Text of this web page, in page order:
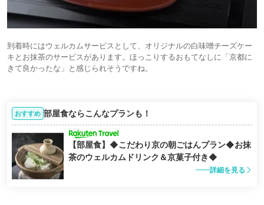
到着時にはウェルカムサービスとして、オリジナルの白味噌チーズケー
キとお抹茶のサービスがあります。ほっこりするおもてなしに「京都に
きて良かったな」と感じられそうですね。
おすすめ 部屋食ならこんなプランも！
【部屋食】◆こだわり京の朝ごはんプラン◆お抹
茶のウェルカムドリンク＆京菓子付き◆
詳細を見る